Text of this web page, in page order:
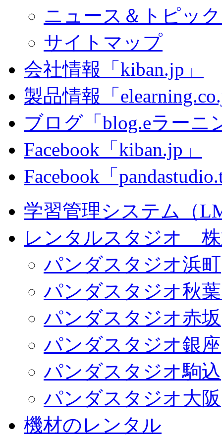
ニュース＆トピッ
サイトマップ
会社情報「kiban.jp」
製品情報「
ブログ「blog.eラーニ
Facebook「kiban.jp」
Facebook「
学習管理システム（
レンタルスタジオ 株
パンダスタジオ浜町
パンダスタジオ秋
パンダスタジオ赤坂
パンダスタジオ銀座
パンダスタジオ駒込
パンダスタジオ大阪
機材のレンタル